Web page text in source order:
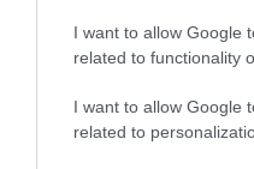
I want to allow Google
related to functionality
I want to allow Google
related to
Bonaccini e il mito